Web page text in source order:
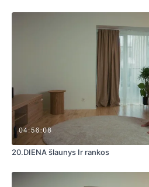
20.DIENA šlaunys Ir rankos